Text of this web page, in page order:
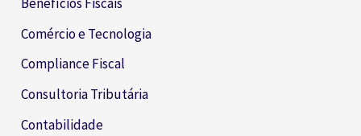
Comércio e Tecnologia
Compliance Fiscal
Consultoria Tributária
Contabilidade